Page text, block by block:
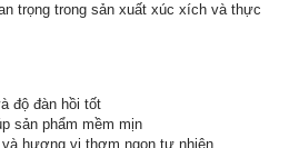
trọng trong sản xuất xúc xích và thực
độ đàn hồi tốt
sản phẩm mềm mịn
hương vị thơm ngon tự nhiên